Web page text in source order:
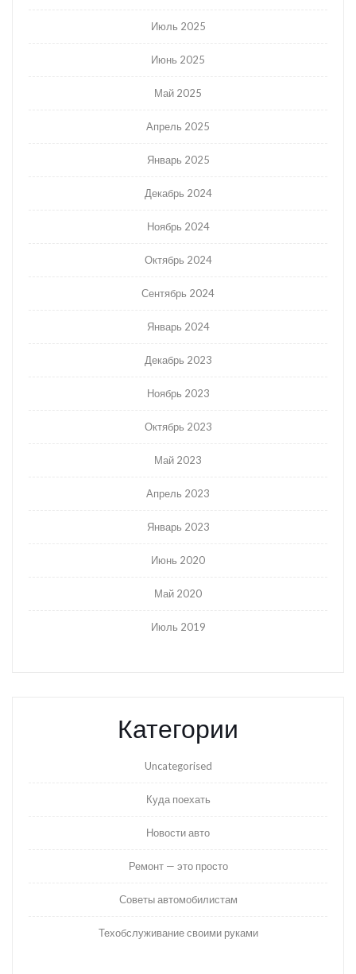
Июль 2025
Июнь 2025
Май 2025
Апрель 2025
Январь 2025
Декабрь 2024
Ноябрь 2024
Октябрь 2024
Сентябрь 2024
Январь 2024
Декабрь 2023
Ноябрь 2023
Октябрь 2023
Май 2023
Апрель 2023
Январь 2023
Июнь 2020
Май 2020
Июль 2019
Категории
Uncategorised
Куда поехать
Новости авто
Ремонт — это просто
Советы автомобилистам
Техобслуживание своими руками